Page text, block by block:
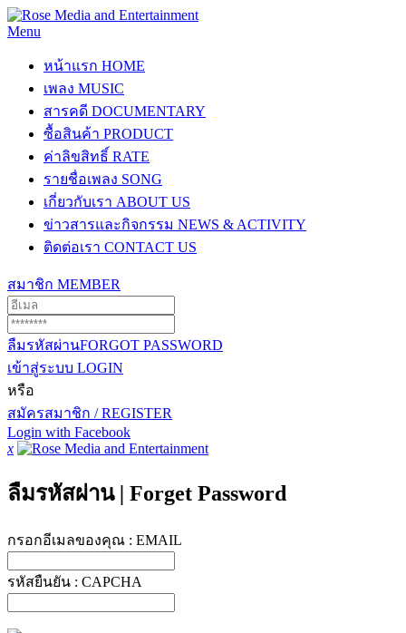
Menu
หน้าแรก HOME
เพลง MUSIC
สารคดี DOCUMENTARY
ซื้อสินค้า PRODUCT
ค่าลิขสิทธิ์ RATE
รายชื่อเพลง SONG
เกี่ยวกับเรา ABOUT US
ข่าวสารและกิจกรรม NEWS & ACTIVITY
ติดต่อเรา CONTACT US
สมาชิก MEMBER
ลืมรหัสผ่านFORGOT PASSWORD
เข้าสู่ระบบ LOGIN
หรือ
สมัครสมาชิก / REGISTER
Login with Facebook
x
ลืมรหัสผ่าน | Forget Password
กรอกอีเมลของคุณ : EMAIL
รหัสยืนยัน : CAPCHA